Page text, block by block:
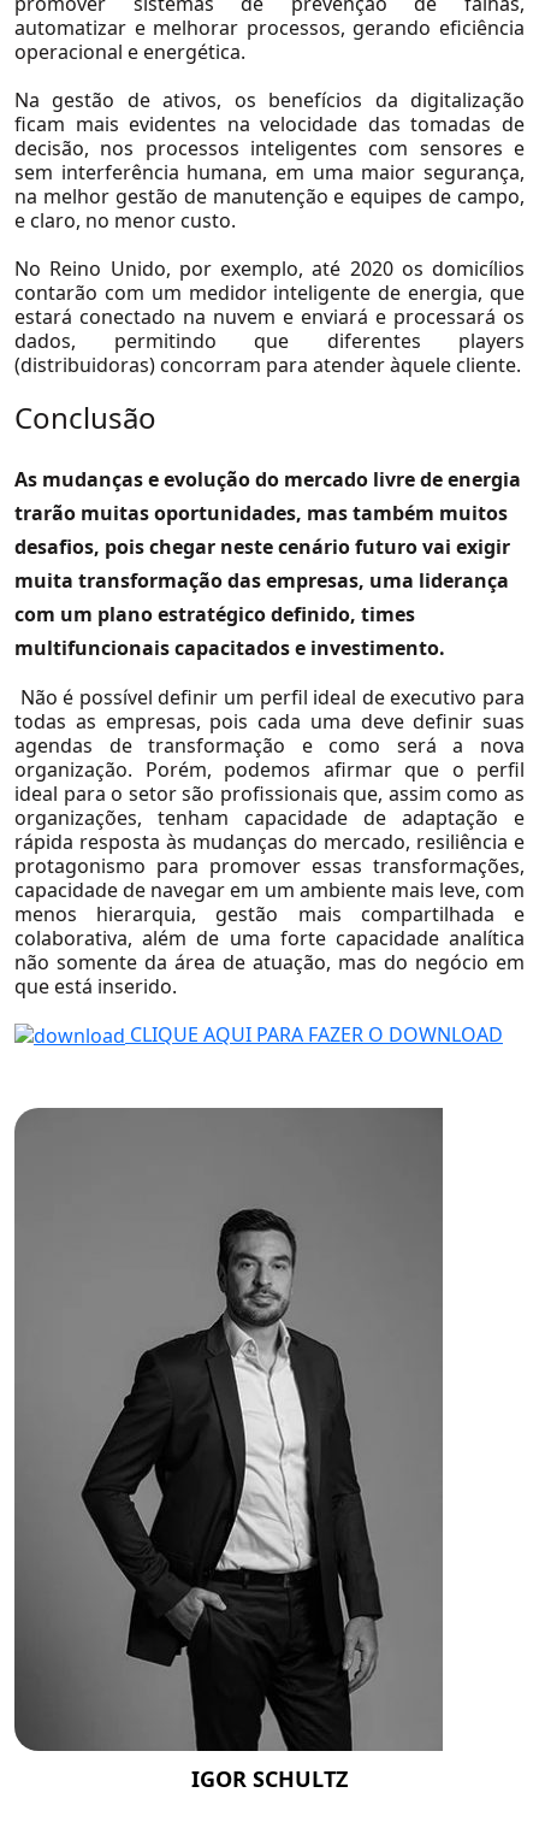
Mineração e Siderurgia
Setores
Artigos
Paper
Release
Videos
Ver Todos
Na Mídia
automatizar e melhorar processos, gerando eficiência
operacional e energética.
Na gestão de ativos, os benefícios da digitalização
ficam mais evidentes na velocidade das tomadas de
decisão, nos processos inteligentes com sensores e
sem interferência humana, em uma maior segurança,
na melhor gestão de manutenção e equipes de campo,
e claro, no menor custo.
No Reino Unido, por exemplo, até 2020 os domicílios
contarão com um medidor inteligente de energia, que
estará conectado na nuvem e enviará e processará os
dados, permitindo que diferentes players
(distribuidoras) concorram para atender àquele cliente.
Conclusão
As mudanças e evolução do mercado livre de energia
trarão muitas oportunidades, mas também muitos
desafios, pois chegar neste cenário futuro vai exigir
muita transformação das empresas, uma liderança
com um plano estratégico definido, times
multifuncionais capacitados e investimento.
Não é possível definir um perfil ideal de executivo para
todas as empresas, pois cada uma deve definir suas
agendas de transformação e como será a nova
organização. Porém, podemos afirmar que o perfil
ideal para o setor são profissionais que, assim como as
organizações, tenham capacidade de adaptação e
rápida resposta às mudanças do mercado, resiliência e
protagonismo para promover essas transformações,
capacidade de navegar em um ambiente mais leve, com
menos hierarquia, gestão mais compartilhada e
colaborativa, além de uma forte capacidade analítica
não somente da área de atuação, mas do negócio em
que está inserido.
CLIQUE AQUI PARA FAZER O DOWNLOAD
IGOR SCHULTZ